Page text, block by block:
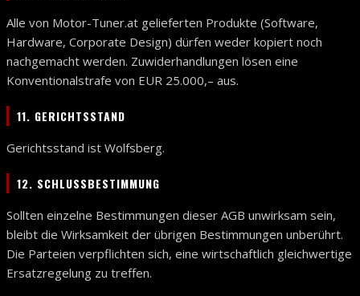
Alle von Motor-Tuner.at gelieferten Produkte (Software,
Hardware, Corporate Design) dürfen weder kopiert noch
nachgemacht werden. Zuwiderhandlungen lösen eine
Konventionalstrafe von EUR 25.000,– aus.
11. GERICHTSSTAND
Gerichtsstand ist Wolfsberg.
12. SCHLUSSBESTIMMUNG
Sollten einzelne Bestimmungen dieser AGB unwirksam sein,
bleibt die Wirksamkeit der übrigen Bestimmungen unberührt.
Die Parteien verpflichten sich, eine wirtschaftlich gleichwertige
Ersatzregelung zu treffen.